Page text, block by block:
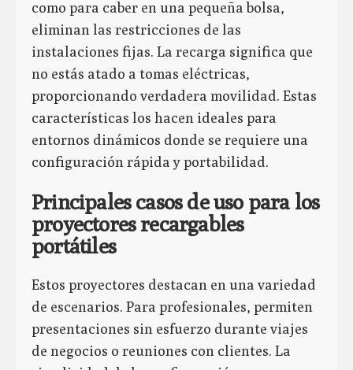
como para caber en una pequeña bolsa,
eliminan las restricciones de las
instalaciones fijas. La recarga significa que
no estás atado a tomas eléctricas,
proporcionando verdadera movilidad. Estas
características los hacen ideales para
entornos dinámicos donde se requiere una
configuración rápida y portabilidad.
Principales casos de uso para los
proyectores recargables
portátiles
Estos proyectores destacan en una variedad
de escenarios. Para profesionales, permiten
presentaciones sin esfuerzo durante viajes
de negocios o reuniones con clientes. La